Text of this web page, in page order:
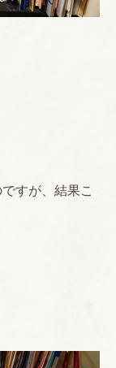
すが、結果こ